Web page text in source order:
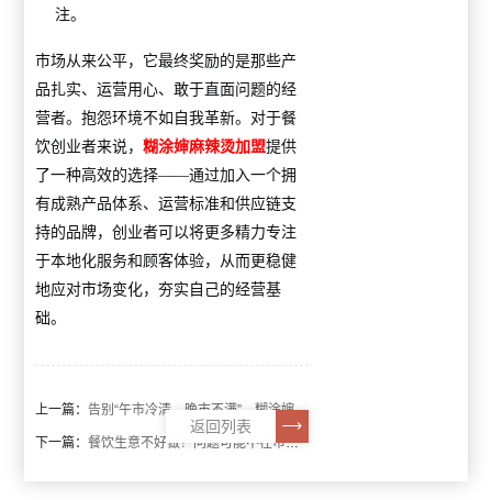
注。
市场从来公平，它最终奖励的是那些产
品扎实、运营用心、敢于直面问题的经
营者。抱怨环境不如自我革新。对于餐
饮创业者来说，糊涂婶麻辣烫加盟提供
了一种高效的选择——通过加入一个拥
有成熟产品体系、运营标准和供应链支
持的品牌，创业者可以将更多精力专注
于本地化服务和顾客体验，从而更稳健
地应对市场变化，夯实自己的经营基
础。
上一篇：告别“午市冷清、晚市不满”，糊涂婶麻辣烫的加盟商为何从容？
下一篇：餐饮生意不好做？问题可能不在市场，而在你自己！
返回列表